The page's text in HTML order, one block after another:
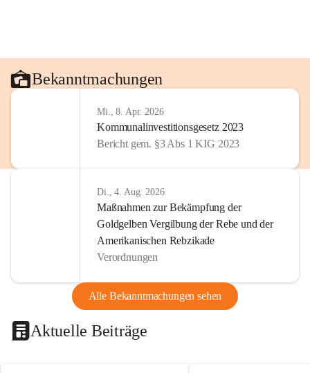
Bekanntmachungen
Mi., 8. Apr. 2026
Kommunalinvestitionsgesetz 2023
Bericht gem. §3 Abs 1 KIG 2023
Di., 4. Aug. 2026
Maßnahmen zur Bekämpfung der
Goldgelben Vergilbung der Rebe und der
Amerikanischen Rebzikade
Verordnungen
Alle Bekanntmachungen sehen
Aktuelle Beiträge